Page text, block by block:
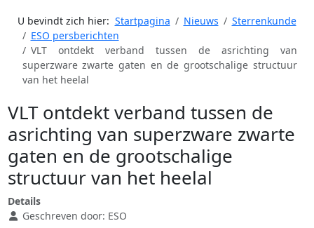
U bevindt zich hier: Startpagina Nieuws
Sterrenkunde
ESO persberichten
VLT ontdekt verband tussen de asrichting van
superzware zwarte gaten en de grootschalige structuur
van het heelal
VLT ontdekt verband tussen de
asrichting van superzware zwarte
gaten en de grootschalige
structuur van het heelal
Details
Geschreven door: ESO